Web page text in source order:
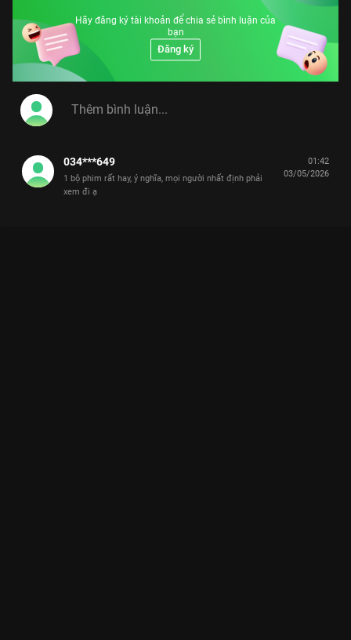
Hãy đăng ký tài khoản để chia sẻ bình luận của
bạn
Đăng ký
034***649
1 bộ phim rất hay, ý nghĩa, mọi người nhất định phải
xem đi ạ
01:42
03/05/2026